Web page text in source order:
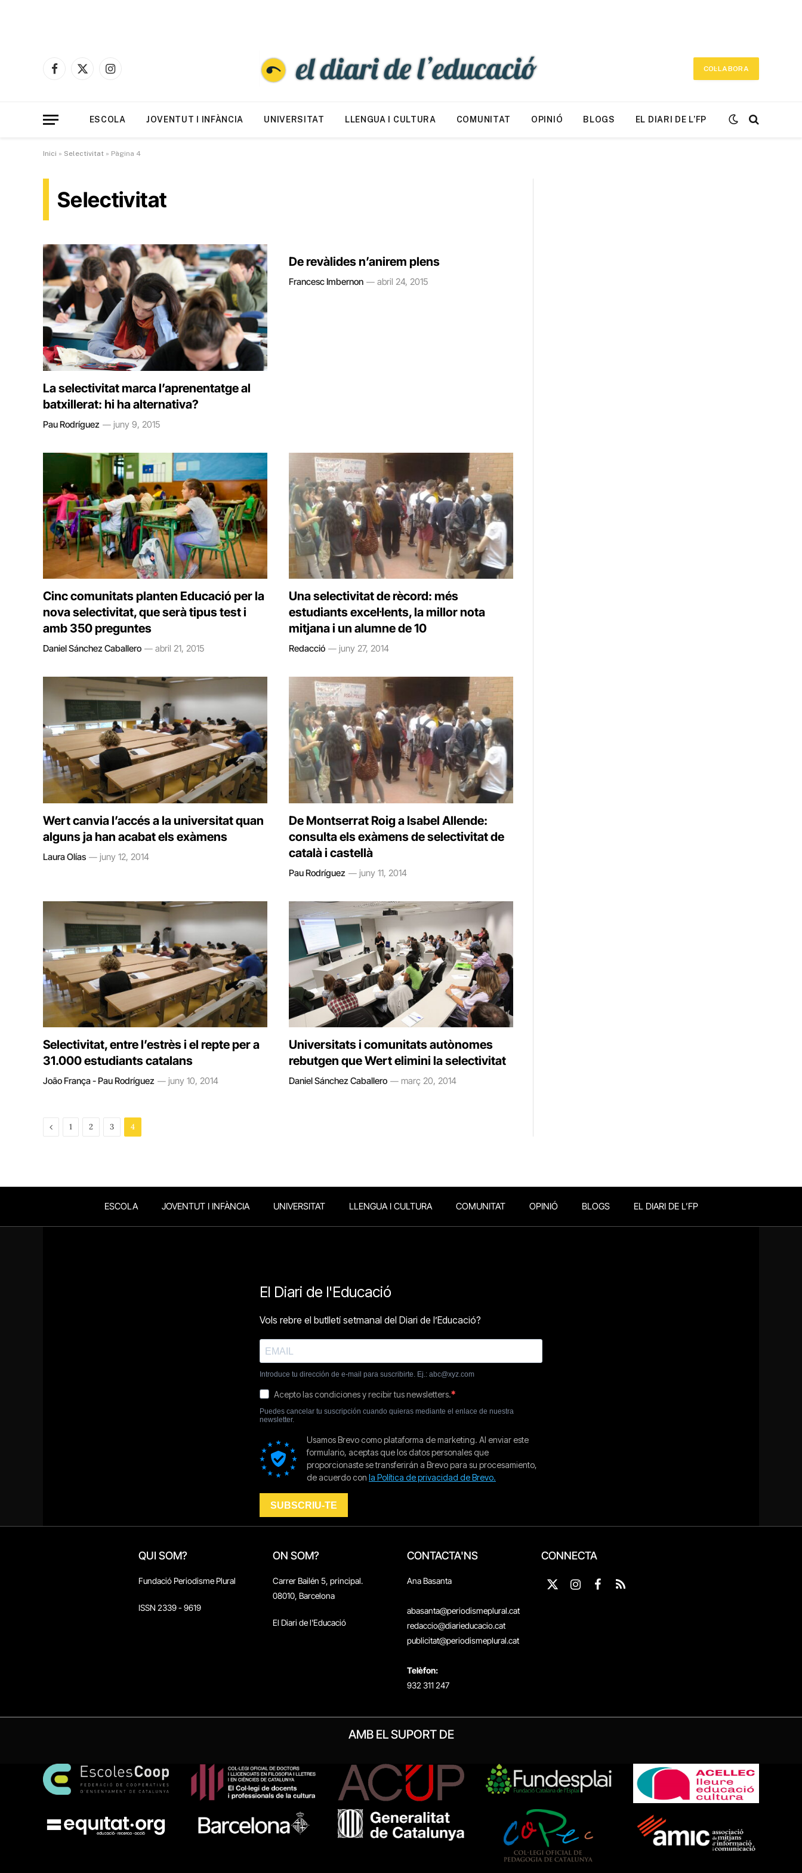
Facebook
X
Instagram
COL·LABORA
ESCOLA JOVENTUT I INFÀNCIA UNIVERSITAT LLENGUA I CULTURA COMUNITAT OPINIÓ BLOGS EL DIARI DE L’FP
Inici » Selectivitat » Pàgina 4
Selectivitat
La selectivitat marca l’aprenentatge al
batxillerat: hi ha alternativa?
Pau Rodríguez juny 9, 2015
De revàlides n’anirem plens
Francesc Imbernon abril 24, 2015
Cinc comunitats planten Educació per la
nova selectivitat, que serà tipus test i
amb 350 preguntes
Daniel Sánchez Caballero abril 21, 2015
Una selectivitat de rècord: més
estudiants excel·lents, la millor nota
mitjana i un alumne de 10
Redacció juny 27, 2014
Wert canvia l’accés a la universitat quan
alguns ja han acabat els exàmens
Laura Olías juny 12, 2014
De Montserrat Roig a Isabel Allende:
consulta els exàmens de selectivitat de
català i castellà
Pau Rodríguez juny 11, 2014
Selectivitat, entre l’estrès i el repte per a
31.000 estudiants catalans
João França - Pau Rodríguez juny 10, 2014
Universitats i comunitats autònomes
rebutgen que Wert elimini la selectivitat
Daniel Sánchez Caballero març 20, 2014
Previous
1 2 3 4
ESCOLA JOVENTUT I INFÀNCIA UNIVERSITAT LLENGUA I CULTURA COMUNITAT OPINIÓ BLOGS EL DIARI DE L’FP
QUI SOM?
Fundació Periodisme Plural
ISSN 2339 - 9619
ON SOM?
Carrer Bailén 5, principal.
08010, Barcelona
El Diari de l'Educació
CONTACTA'NS
Ana Basanta
abasanta@periodismeplural.cat
redaccio@diarieducacio.cat
publicitat@periodismeplural.cat
Telèfon:
932 311 247
CONNECTA
X
Instagram
Facebook
RSS
AMB EL SUPORT DE